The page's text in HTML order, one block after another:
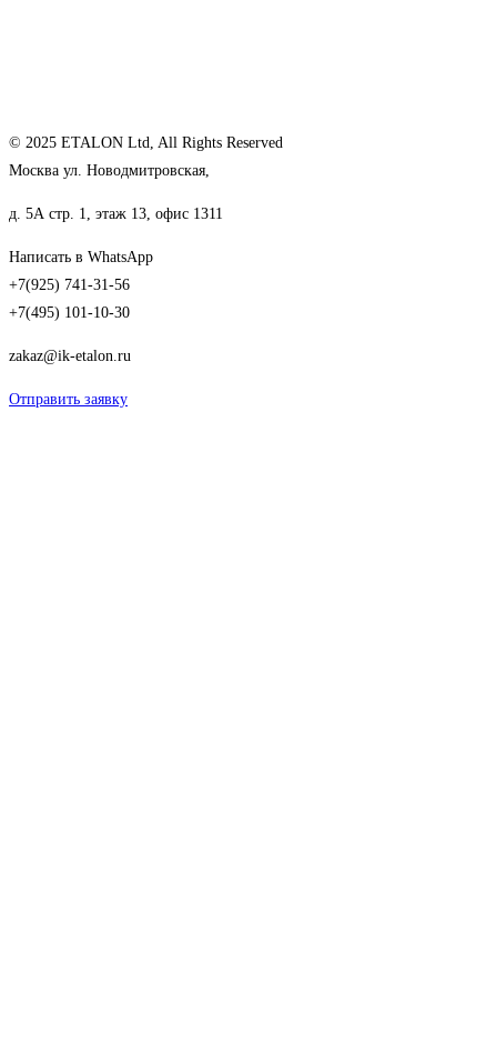
© 2025 ETALON Ltd, All Rights Reserved
Москва ул. Новодмитровская,
д. 5А стр. 1, этаж 13, офис 1311
Написать в WhatsApp
+7(925) 741-31-56
+7(495) 101-10-30
zakaz@ik-etalon.ru
Отправить заявку